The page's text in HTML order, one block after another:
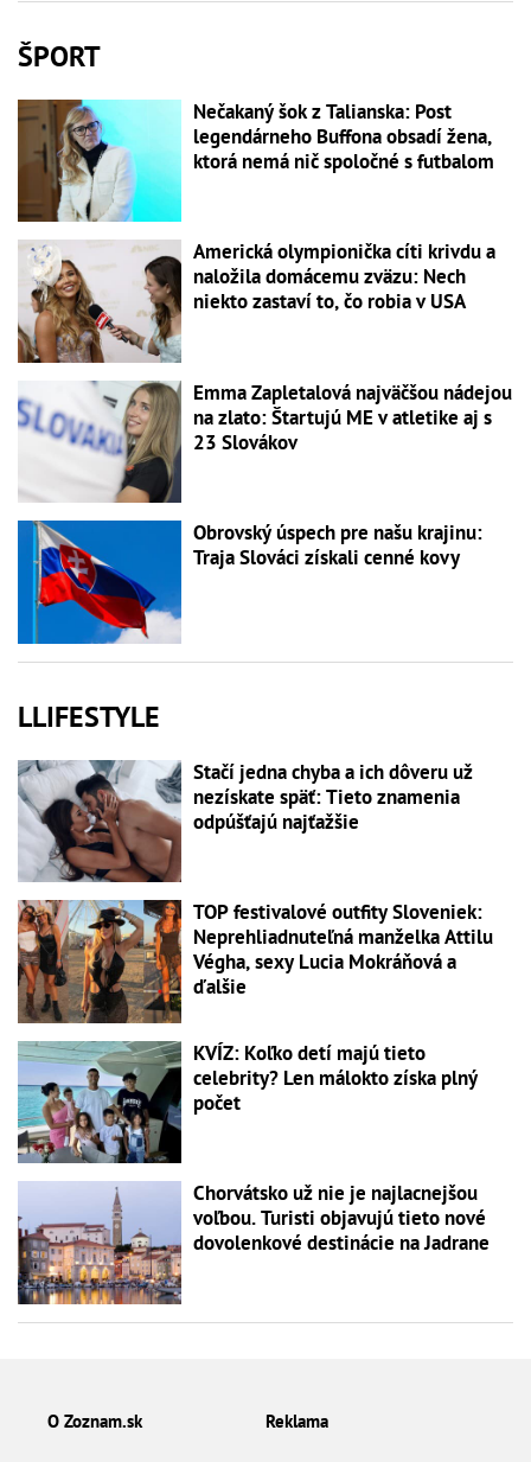
ŠPORT
Nečakaný šok z Talianska: Post
legendárneho Buffona obsadí žena,
ktorá nemá nič spoločné s futbalom
Americká olympionička cíti krivdu a
naložila domácemu zväzu: Nech
niekto zastaví to, čo robia v USA
Emma Zapletalová najväčšou nádejou
na zlato: Štartujú ME v atletike aj s
23 Slovákov
Obrovský úspech pre našu krajinu:
Traja Slováci získali cenné kovy
LLIFESTYLE
Stačí jedna chyba a ich dôveru už
nezískate späť: Tieto znamenia
odpúšťajú najťažšie
TOP festivalové outfity Sloveniek:
Neprehliadnuteľná manželka Attilu
Végha, sexy Lucia Mokráňová a
ďalšie
KVÍZ: Koľko detí majú tieto
celebrity? Len málokto získa plný
počet
Chorvátsko už nie je najlacnejšou
voľbou. Turisti objavujú tieto nové
dovolenkové destinácie na Jadrane
O Zoznam.sk Reklama